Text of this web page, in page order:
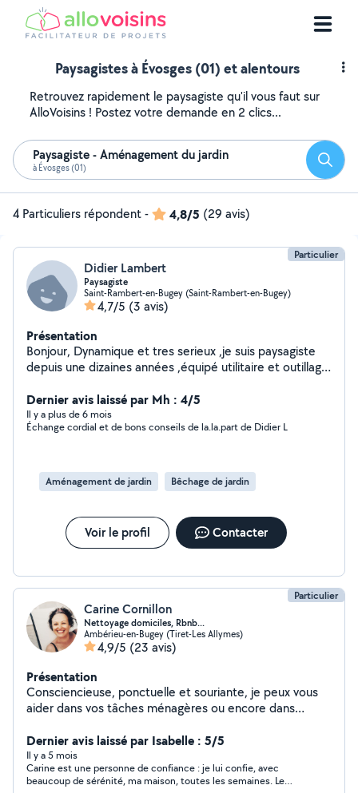
Paysagistes à Évosges (01) et alentours
Retrouvez rapidement le paysagiste qu'il vous faut sur
AlloVoisins ! Postez votre demande en 2 clics...
Paysagiste - Aménagement du jardin
à Évosges (01)
4 Particuliers répondent- 4,8/5 (29 avis)
Particulier
Didier Lambert
Paysagiste
Saint-Rambert-en-Bugey (Saint-Rambert-en-Bugey)
4,7/5 (3 avis)
Présentation
Bonjour, Dynamique et tres serieux ,je suis paysagiste
depuis une dizaines années ,équipé utilitaire et outillage
taille néttoyage tonte etc;;; Cordialement
Dernier avis laissé par Mh : 4/5
Il y a plus de 6 mois
Échange cordial et de bons conseils de la.la.part de Didier L
Aménagement de jardin Bêchage de jardin
Voir le profil Contacter
Particulier
Carine Cornillon
Nettoyage domiciles, Rbnb...
Ambérieu-en-Bugey (Tiret-Les Allymes)
4,9/5 (23 avis)
Présentation
Consciencieuse, ponctuelle et souriante, je peux vous
aider dans vos tâches ménagères ou encore dans
Dernier avis laissé par Isabelle : 5/5
Il y a 5 mois
Carine est une personne de confiance : je lui confie, avec
beaucoup de sérénité, ma maison, toutes les semaines. Le